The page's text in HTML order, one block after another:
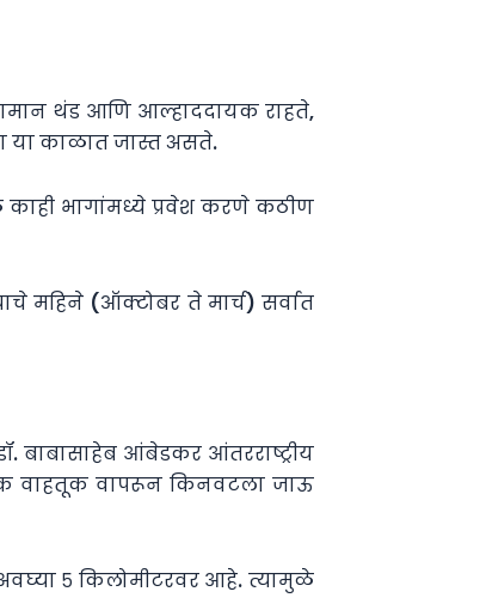
थंड आणि आल्हाददायक राहते,
या काळात जास्त असते.
काही भागांमध्ये प्रवेश करणे कठीण
महिने (ऑक्टोबर ते मार्च) सर्वात
बाबासाहेब आंबेडकर आंतरराष्ट्रीय
वाहतूक वापरून किनवटला जाऊ
५ किलोमीटरवर आहे. त्यामुळे